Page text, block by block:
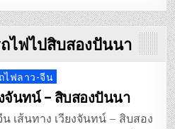
ไฟไปสิบสองปันนา
ไฟลาว-จีน
จันทน์ – สิบสองปันนา
เส้นทาง เวียงจันทน์ – สิบสอง